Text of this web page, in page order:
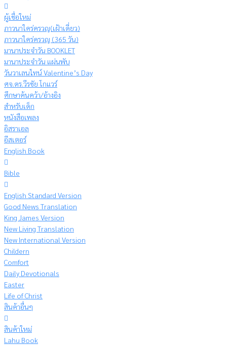
ผู้เชื่อใหม่
ภาวนาใคร่ครวญ(เฝ้าเดี่ยว)
ภาวนาใคร่ครวญ (365 วัน)
มานาประจำวัน BOOKLET
มานาประจำวัน แผ่นพับ
วันวาเลนไทน์ Valentine’s Day
ศจ.ดร.วีรชัย โกแวร์
ศึกษาค้นคว้า/อ้างอิง
สำหรับเด็ก
หนังสือเพลง
อิสราเอล
อีสเตอร์
English Book
Bible
English Standard Version
Good News Translation
King James Version
New Living Translation
New International Version
Childern
Comfort
Daily Devotionals
Easter
Life of Christ
สินค้าอื่นๆ
สินค้าใหม่
Lahu Book